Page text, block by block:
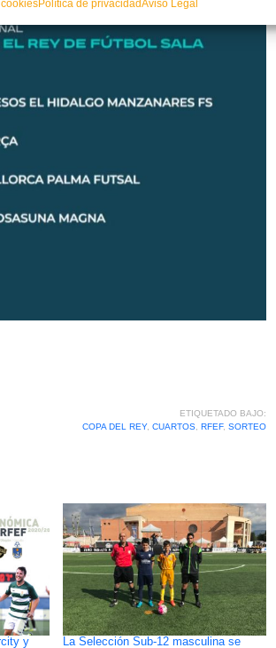
Política de privacidadAviso Legal
ETIQUETADO BAJO:
COPA DEL REY, CUARTOS, RFEF, SORTEO
y
La Selección Sub-12 masculina se